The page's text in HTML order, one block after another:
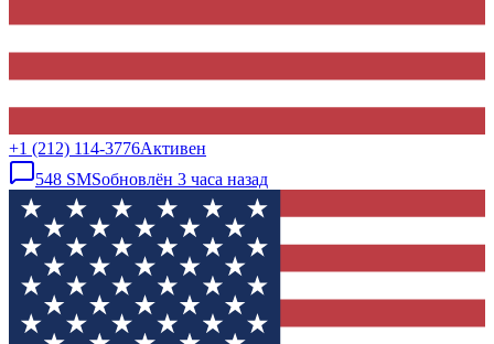
+1 (212) 114-3776Активен
548 SMSобновлён 3 часа назад